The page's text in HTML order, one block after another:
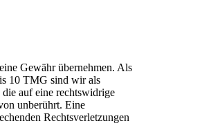
Gewähr übernehmen. Als
10 TMG sind wir als
auf eine rechtswidrige
unberührt. Eine
Rechtsverletzungen